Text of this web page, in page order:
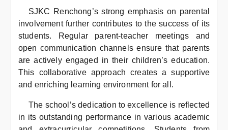
SJKC Renchong’s strong emphasis on parental
involvement further contributes to the success of its
students. Regular parent-teacher meetings and
open communication channels ensure that parents
are actively engaged in their children’s education.
This collaborative approach creates a supportive
and enriching learning environment for all.
The school’s dedication to excellence is reflected
in its outstanding performance in various academic